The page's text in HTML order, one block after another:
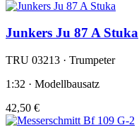
Junkers Ju 87 A Stuka
TRU 03213 · Trumpeter
1:32 · Modellbausatz
42,50 €